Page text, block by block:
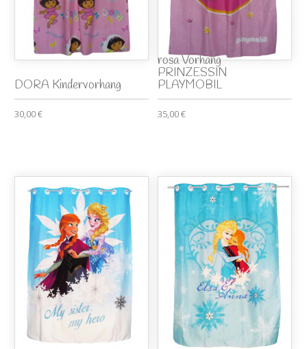
DORA Kindervorhang
30,00 €
rosa Vorhang
PRINZESSIN
PLAYMOBIL
35,00 €